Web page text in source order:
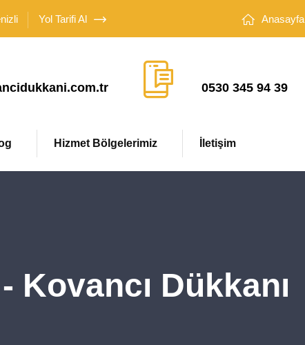
Yol Tarifi Al Anasayfa
0530 345 94 39
Hizmet Bölgelerimiz İletişim
Kovancı Dükkanı